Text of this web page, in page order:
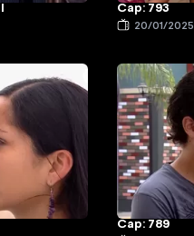
Cap: 793
20/01/2025
Cap: 789